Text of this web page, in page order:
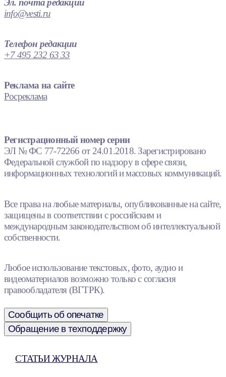
Эл. почта редакции
info@vesti.ru
Телефон редакции
+7 495 232 63 33
Реклама на сайте
Росреклама
Регистрационный номер серии
ЭЛ № ФС 77-72266 от 24.01.2018. Зарегистрировано
Федеральной службой по надзору в сфере связи,
информационных технологий и массовых коммуникаций.
Все права на любые материалы, опубликованные на сайте,
защищены в соответствии с российским и
международным законодательством об интеллектуальной
собственности.
Любое использование текстовых, фото, аудио и
видеоматериалов возможно только с согласия
правообладателя (ВГТРК).
Сообщить об опечатке
Обращение в техподдержку
СТАТЬИ ЖУРНАЛА